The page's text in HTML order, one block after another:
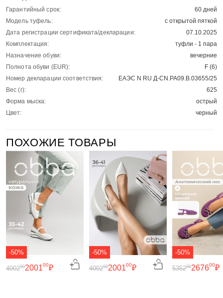
Гарантийный срок:
60 дней
Модель туфель:
с открытой пяткой
Дата регистрации сертификата/декларации:
07.10.2025
Комплектация:
туфли - 1 пара
Назначение обуви:
вечерние
Полнота обуви (EUR):
F (6)
Номер декларации соответствия:
ЕАЭС N RU Д-CN.РА09.В.03655/25
Вес (г):
625
Форма мыска:
острый
Цвет:
черный
ПОХОЖИЕ ТОВАРЫ
-50%
200100₽
400200
-50%
200100₽
400200
-50%
267600₽
535200